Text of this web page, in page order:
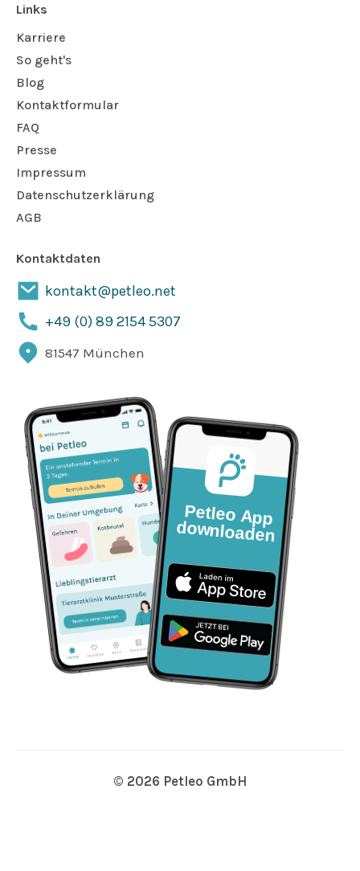
Links
Karriere
So geht's
Blog
Kontaktformular
FAQ
Presse
Impressum
Datenschutzerklärung
AGB
Kontaktdaten
kontakt@petleo.net
+49 (0) 89 2154 5307
81547 München
© 2026 Petleo GmbH